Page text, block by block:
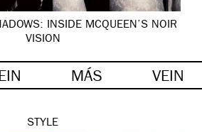
INSIDE MCQUEEN’S NOIR
VISION
MÁS VEIN
STYLE